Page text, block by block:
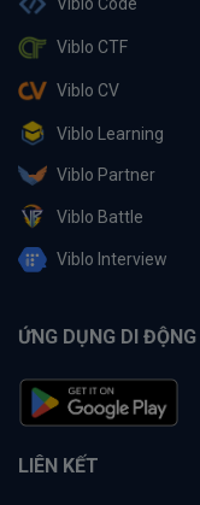
Viblo CTF
Viblo CV
Viblo Learning
Viblo Partner
Viblo Battle
Viblo Interview
ỨNG DỤNG DI ĐỘNG
LIÊN KẾT